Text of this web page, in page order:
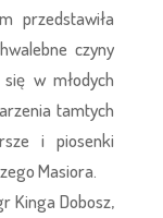
przedstawiła
czyny
w młodych
tamtych
i piosenki
Masiora.
Kinga Dobosz,